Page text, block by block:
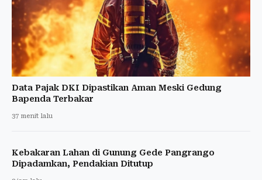
Data Pajak DKI Dipastikan Aman Meski Gedung
Bapenda Terbakar
37 menit lalu
Kebakaran Lahan di Gunung Gede Pangrango
Dipadamkan, Pendakian Ditutup